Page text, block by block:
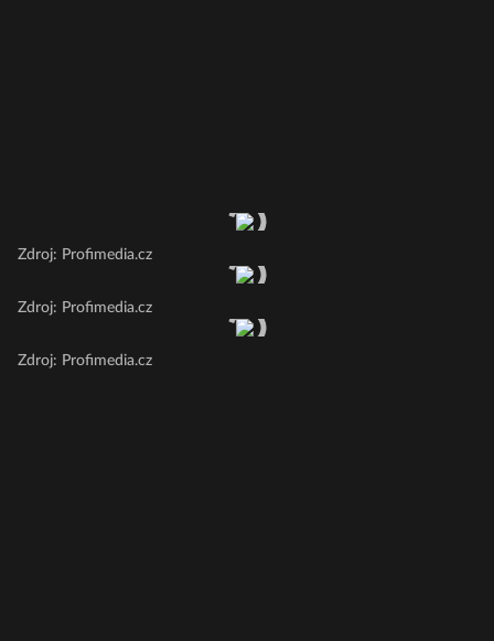
Zdroj: Profimedia.cz
Zdroj: Profimedia.cz
Zdroj: Profimedia.cz